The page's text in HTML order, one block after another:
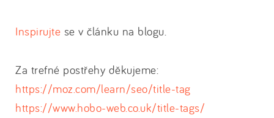
Inspirujte se v článku na blogu.
Za trefné postřehy děkujeme:
https://moz.com/learn/seo/title-tag
https://www.hobo-web.co.uk/title-tags/